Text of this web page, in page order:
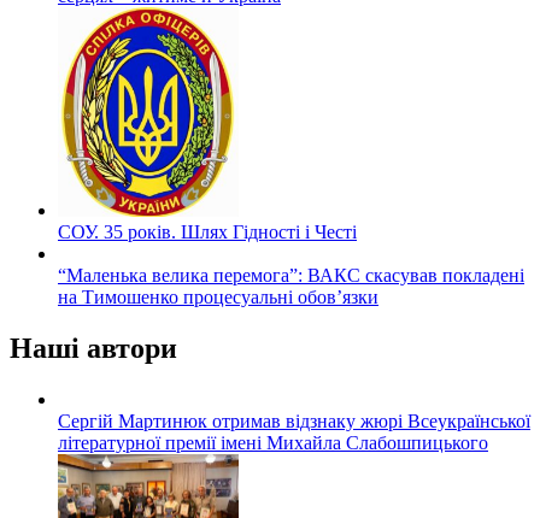
СОУ. 35 років. Шлях Гідності і Честі
“Маленька велика перемога”: ВАКС скасував покладені
на Тимошенко процесуальні обов’язки
Наші автори
Сергій Мартинюк отримав відзнаку жюрі Всеукраїнської
літературної премії імені Михайла Слабошпицького